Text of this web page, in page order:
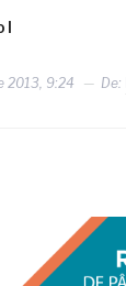
2013, 9:24 De: